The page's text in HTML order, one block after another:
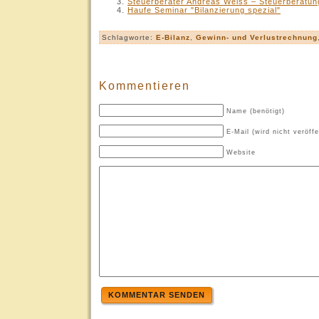
Haufe Seminar "Bilanzierung spezial"
Schlagworte: E-Bilanz Gewinn- und Verlustrechnung
Kommentieren
Name (benötigt)
E-Mail (wird nicht
Website
KOMMENTAR SENDEN